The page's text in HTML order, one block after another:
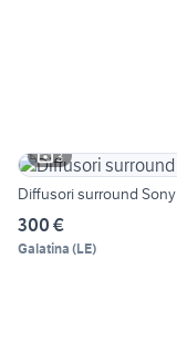
3
Diffusori surround Sony
300 €
Galatina (LE)